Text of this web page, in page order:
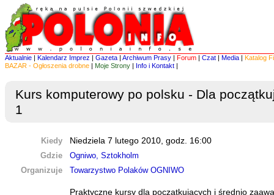
Aktualnie | Kalendarz Imprez | Gazeta | Archiwum Prasy | Forum | Czat | Media | Katalog
BAZAR - Ogłoszenia drobne | Moje Strony | Info i Kontakt |
Kurs komputerowy po polsku - Dla
1
Kiedy
Niedziela 7 lutego 2010, godz. 16:00
Gdzie
Ogniwo, Sztokholm
Organizuje
Towarzystwo Polaków OGNIWO
Praktyczne kursy dla początkujących i średnio